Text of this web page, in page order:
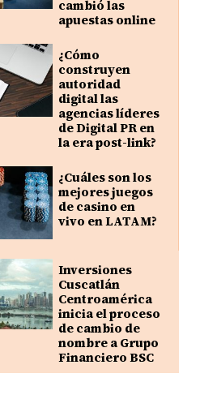
cambió las
apuestas online
¿Cómo
construyen
autoridad
digital las
agencias líderes
de Digital PR en
la era post-link?
¿Cuáles son los
mejores juegos
de casino en
vivo en LATAM?
Inversiones
Cuscatlán
Centroamérica
inicia el proceso
de cambio de
nombre a Grupo
Financiero BSC